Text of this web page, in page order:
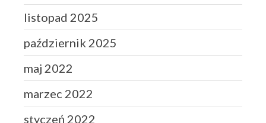
listopad 2025
październik 2025
maj 2022
marzec 2022
styczeń 2022